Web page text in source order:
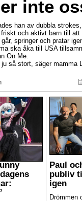
inte
han av dubbla
och aktivt barn till
springer och pratar
ska åka till USA
On Me.
så stort, säger mamma
Paul
publiv
igen
Drömmen